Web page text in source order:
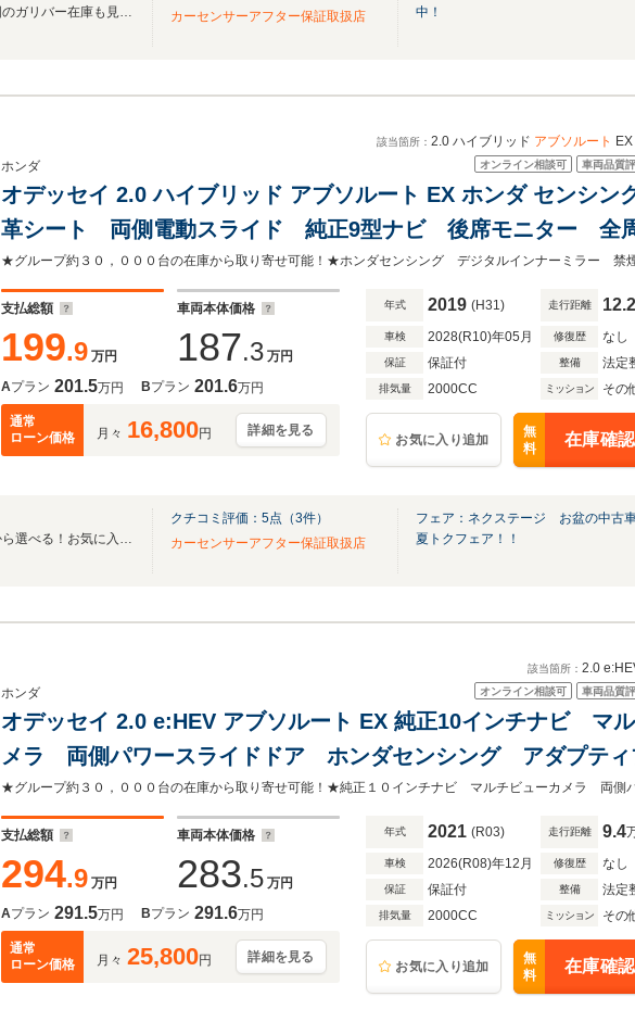
無料電話は24時間ご案内！！全国のガリバー在庫も見たい方は一括照会が可能です！
カーセンサーアフター保証取扱店
中！
該当箇所： 2.0 ハイブリッド アブソルート
オンライン相談可 車両品質
ホンダ
オデッセイ 2.0 ハイブリッド アブソルート EX ホンダ センシン
革シート 両側電動スライド 純正9型ナビ 後席モニター 全
ラ 100V電源 ホンダセンシング デジタルインナーミラー
ートヒーター ドラレコ LEDヘッド ETC2.0
支払総額
199.9 万円
車両本体価格
187.3 万円
Aプラン 201.5万円 Bプラン 201.6万円
通常
ローン価格
月々 16,800円 詳細を見る
年式 2019 (H31) 走行距離 12.2
車検 2028(R10)年05月 修復歴 なし
保証 保証付 整備 法定
排気量 2000CC ミッション その
お気に入り追加
無
料
在庫確
全国のグループ総在庫30,000台から選べる！お気に入りの愛車がきっと見つかります！
クチコミ評価： 5点（3件）
カーセンサーアフター保証取扱店
フェア：ネクステージ お盆の中古
夏トクフェア！！
該当箇所： 2.0
オンライン相談可 車両品質
ホンダ
オデッセイ 2.0 e:HEV アブソルート EX 純正10インチナビ マ
メラ 両側パワースライドドア ホンダセンシング アダプティ
コントロール 禁煙車 ハンズフリーパワーバックドア パワ
BSM シートヒーター ETC
支払総額
294.9 万円
車両本体価格
283.5 万円
Aプラン 291.5万円 Bプラン 291.6万円
通常
ローン価格
月々 25,800円 詳細を見る
年式 2021 (R03) 走行距離 9.4
車検 2026(R08)年12月 修復歴 なし
保証 保証付 整備 法定
排気量 2000CC ミッション その
お気に入り追加
無
料
在庫確